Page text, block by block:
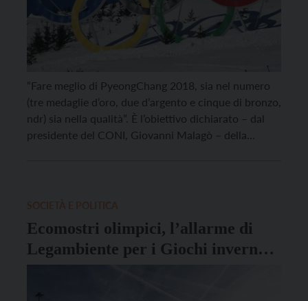
“Fare meglio di PyeongChang 2018, sia nel numero
(tre medaglie d’oro, due d’argento e cinque di bronzo,
ndr) sia nella qualità”. È l’obiettivo dichiarato – dal
presidente del CONI, Giovanni Malagò – della
Ecomostri olimpici, l’allarme di
Legambiente per i Giochi invernali
2026